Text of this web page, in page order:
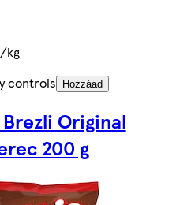
kg
controls
Hozzáad
Original
200 g